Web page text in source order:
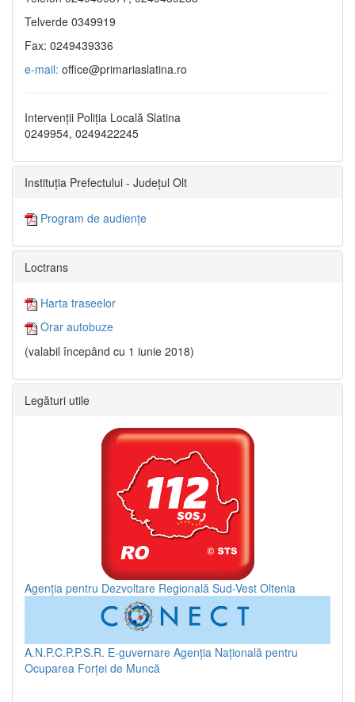
Telverde 0349919
Fax: 0249439336
e-mail: office@primariaslatina.ro
Intervenții Poliția Locală Slatina
0249954, 0249422245
Instituția Prefectului - Județul Olt
Program de audiențe
Loctrans
Harta traseelor
Orar autobuze
(valabil începând cu 1 iunie 2018)
Legături utile
Agenția pentru Dezvoltare Regională Sud-Vest Oltenia
A.N.P.C.P.P.S.R. E-guvernare Agenția Națională pentru
Ocuparea Forței de Muncă